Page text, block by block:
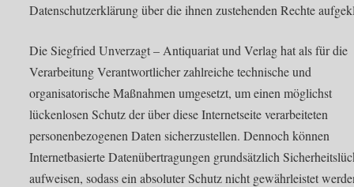
Datenschutzerklärung über die ihnen zustehenden Rechte
Die Siegfried Unverzagt – Antiquariat und Verlag hat als für die
Verarbeitung Verantwortlicher zahlreiche technische und
organisatorische Maßnahmen umgesetzt, um einen möglichst
lückenlosen Schutz der über diese Internetseite verarbeiteten
personenbezogenen Daten sicherzustellen. Dennoch können
Internetbasierte Datenübertragungen grundsätzlich
aufweisen, sodass ein absoluter Schutz nicht gewährleistet